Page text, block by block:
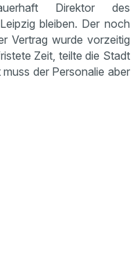
Direktor des
bleiben. Der noch
Vertrag wurde vorzeitig
Zeit, teilte die Stadt
der Personalie aber